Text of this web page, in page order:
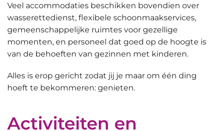
Veel accommodaties beschikken bovendien over
wasserettedienst, flexibele schoonmaakservices,
gemeenschappelijke ruimtes voor gezellige
momenten, en personeel dat goed op de hoogte is
van de behoeften van gezinnen met kinderen.
Alles is erop gericht zodat jij je maar om één ding
hoeft te bekommeren: genieten.
Activiteiten en